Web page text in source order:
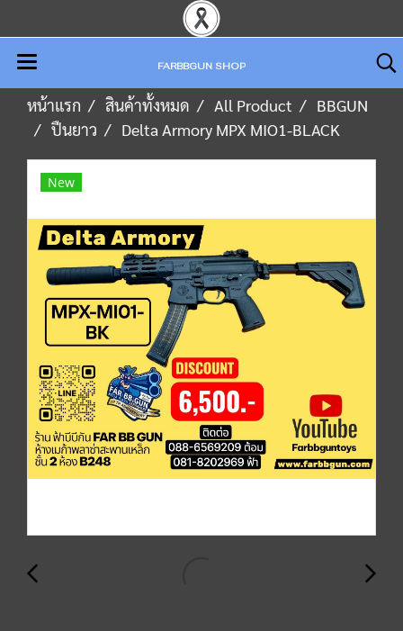
FARBBGUN SHOP
หน้าแรก สินค้าทั้งหมด All Product
BBGUN
ปืนยาว
Delta Armory MPX MIO1-BLACK
New